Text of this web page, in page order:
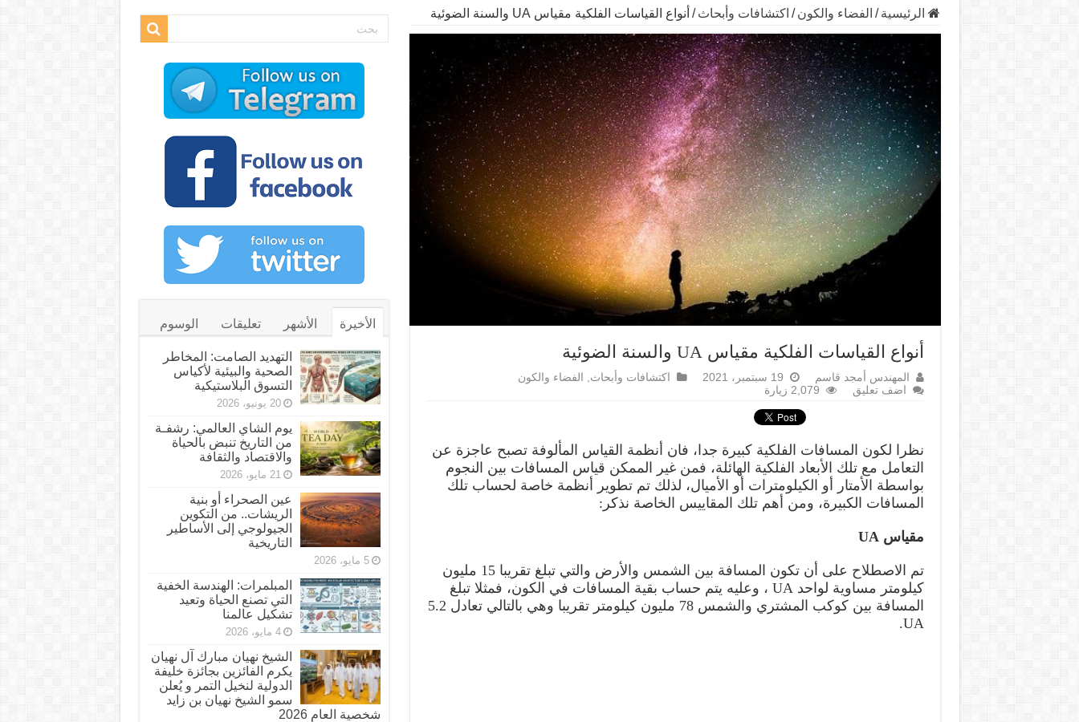
الرئيسية / الفضاء والكون / اكتشافات وأبحاث / أنواع القياسات الفلكية مقياس UA والسنة الضوئية
أنواع القياسات الفلكية مقياس UA والسنة الضوئية
المهندس أمجد قاسم 19 سبتمبر، 2021 اكتشافات وأبحاث,
الفضاء والكون
اضف تعليق
2,079 زيارة
نظرا لكون المسافات الفلكية كبيرة جدا، فان أنظمة القياس المألوفة تصبح عاجزة عن
التعامل مع تلك الأبعاد الفلكية الهائلة، فمن غير الممكن قياس المسافات بين النجوم
بواسطة الأمتار أو الكيلومترات أو الأميال، لذلك تم تطوير أنظمة خاصة لحساب تلك
المسافات الكبيرة، ومن أهم تلك المقاييس الخاصة نذكر:
مقياس UA
تم الاصطلاح على أن تكون المسافة بين الشمس والأرض والتي تبلغ تقريبا 15 مليون
كيلومتر مساوية لواحد UA ، وعليه يتم حساب بقية المسافات في الكون، فمثلا تبلغ
المسافة بين كوكب المشتري والشمس 78 مليون كيلومتر تقريبا وهي بالتالي تعادل 5.2
UA.
الأخيرة الأشهر تعليقات الوسوم
التهديد الصامت: المخاطر
الصحية والبيئية لأكياس
التسوق البلاستيكية
20 يونيو، 2026
يوم الشاي العالمي: رشفـة
من التاريخ تنبض بالحياة
والاقتصاد والثقافة
21 مايو، 2026
عين الصحراء أو بنية
الريشات.. من التكوين
الجيولوجي إلى الأساطير
التاريخية
5 مايو، 2026
المبلمرات: الهندسة الخفية
التي تصنع الحياة وتعيد
تشكيل عالمنا
4 مايو، 2026
الشيخ نهيان مبارك آل نهيان
يكرم الفائزين بجائزة خليفة
الدولية لنخيل التمر و يُعلن
سمو الشيخ نهيان بن زايد
شخصية العام 2026